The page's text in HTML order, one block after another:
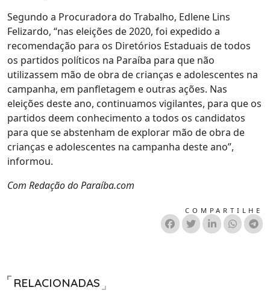
Segundo a Procuradora do Trabalho, Edlene Lins
Felizardo, “nas eleições de 2020, foi expedido a
recomendação para os Diretórios Estaduais de todos
os partidos políticos na Paraíba para que não
utilizassem mão de obra de crianças e adolescentes na
campanha, em panfletagem e outras ações. Nas
eleições deste ano, continuamos vigilantes, para que os
partidos deem conhecimento a todos os candidatos
para que se abstenham de explorar mão de obra de
crianças e adolescentes na campanha deste ano”,
informou.
Com Redação do Paraíba.com
COMPARTILHE
RELACIONADAS